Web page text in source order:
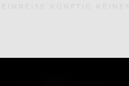
KÜNFTIG